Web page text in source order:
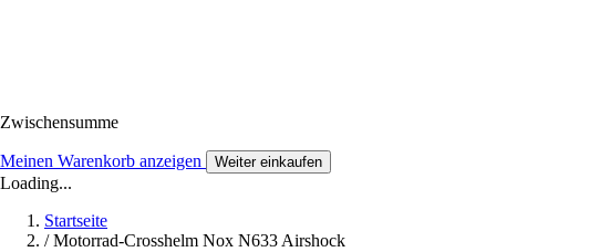
Zwischensumme
Meinen Warenkorb anzeigen Weiter einkaufen
Loading...
Startseite
/ Motorrad-Crosshelm Nox N633 Airshock